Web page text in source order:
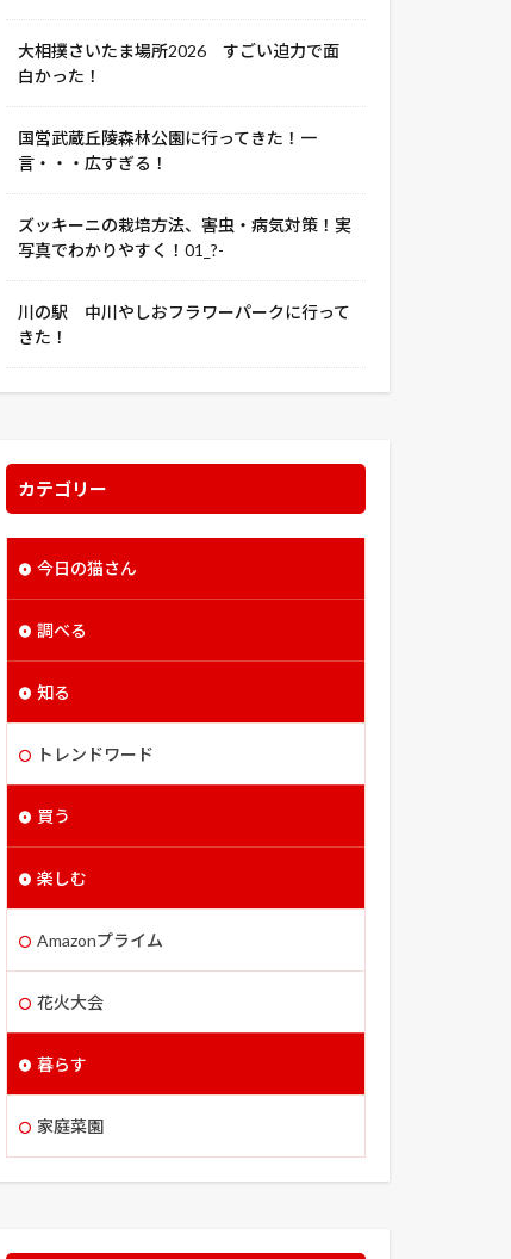
大相撲さいたま場所2026 すごい迫力で面
白かった！
国営武蔵丘陵森林公園に行ってきた！一
言・・・広すぎる！
ズッキーニの栽培方法、害虫・病気対策！実
写真でわかりやすく！01_?-
川の駅 中川やしおフラワーパークに行って
きた！
カテゴリー
今日の猫さん
調べる
知る
トレンドワード
買う
楽しむ
Amazonプライム
花火大会
暮らす
家庭菜園